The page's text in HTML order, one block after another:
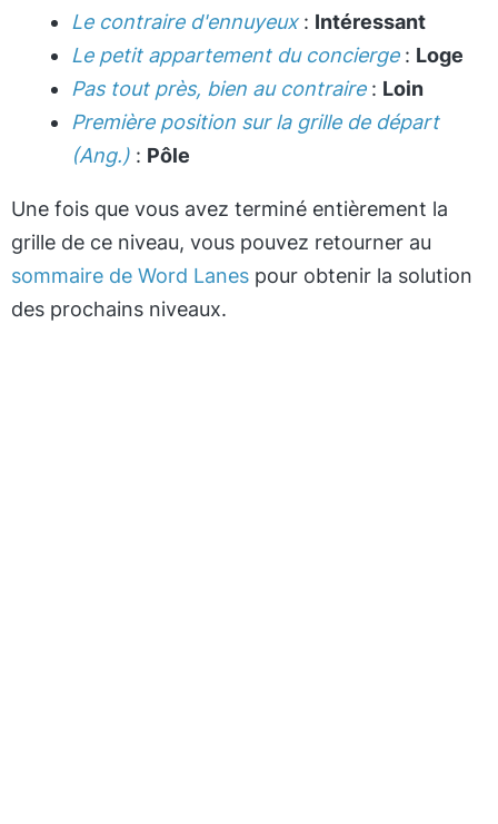
Le contraire d'ennuyeux: Intéressant
Le petit appartement du concierge: Loge
Pas tout près, bien au contraire: Loin
Première position sur la grille de départ
(Ang.) : Pôle
Une fois que vous avez terminé entièrement la
grille de ce niveau, vous pouvez retourner au
sommaire de Word Lanes pour obtenir la solution
des prochains niveaux.